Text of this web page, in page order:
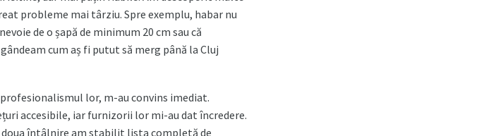
probleme mai târziu. Spre exemplu, habar nu
de o șapă de minimum 20 cm sau că
cum aș fi putut să merg până la Cluj
lor, m-au convins imediat.
accesibile, iar furnizorii lor mi-au dat încredere.
doua întâlnire am stabilit lista completă de